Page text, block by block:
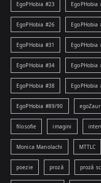
EgoPHobia #23 EgoPHobia
EgoPHobia #26 EgoPHobia
EgoPHobia #31 EgoPHobia
EgoPHobia #34 EgoPHobia
EgoPHobia #38 EgoPHobia
EgoPHobia #89/90 egoZaur
filosofie imagini
Monica Manolachi MTTLC
poezie proză proză